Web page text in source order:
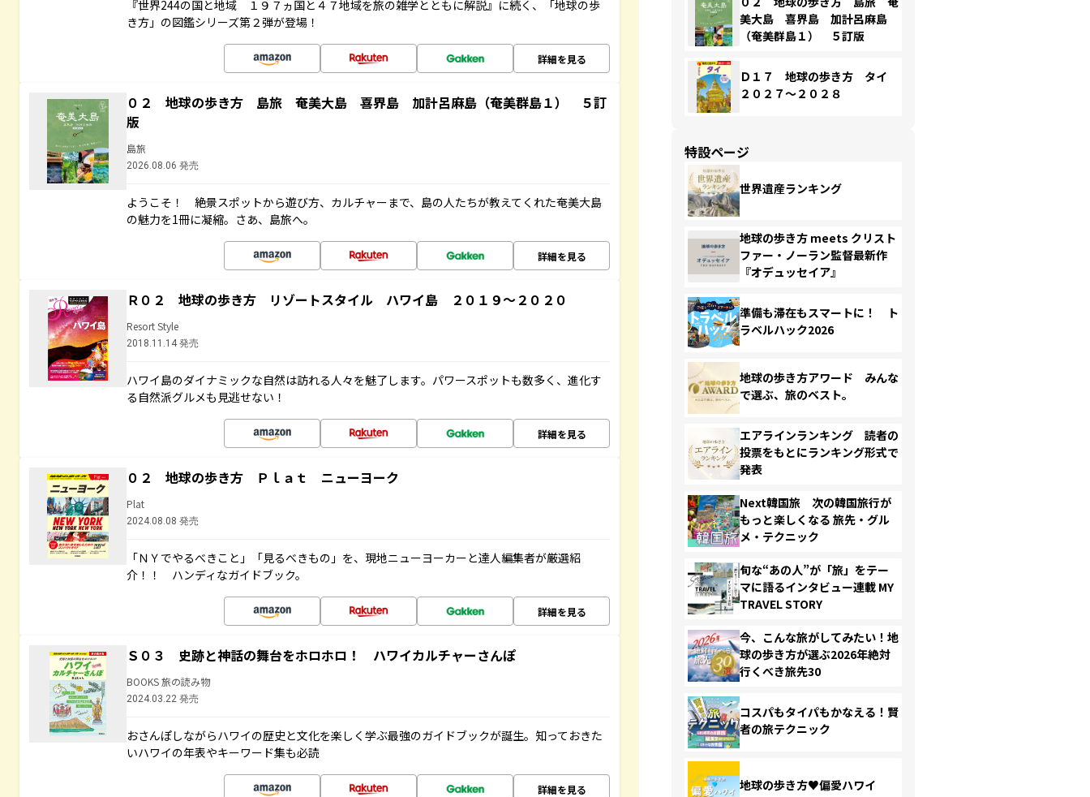
『世界244の国と地域 １９７ヵ国と４７地域を旅の雑学とともに解説』に続く、「地球の歩
き方」の図鑑シリーズ第２弾が登場！
詳細を見る
０２ 地球の歩き方 島旅 奄美大島 喜界島 加計呂麻島（奄美群島１） ５訂
版
島旅
2026.08.06 発売
ようこそ！ 絶景スポットから遊び方、カルチャーまで、島の人たちが教えてくれた奄美大島
の魅力を1冊に凝縮。さあ、島旅へ。
詳細を見る
Ｒ０２ 地球の歩き方 リゾートスタイル ハワイ島 ２０１９～２０２０
Resort Style
2018.11.14 発売
ハワイ島のダイナミックな自然は訪れる人々を魅了します。パワースポットも数多く、進化す
る自然派グルメも見逃せない！
詳細を見る
０２ 地球の歩き方 Ｐｌａｔ ニューヨーク
Plat
2024.08.08 発売
「ＮＹでやるべきこと」「見るべきもの」を、現地ニューヨーカーと達人編集者が厳選紹
介！！ ハンディなガイドブック。
詳細を見る
Ｓ０３ 史跡と神話の舞台をホロホロ！ ハワイカルチャーさんぽ
BOOKS 旅の読み物
2024.03.22 発売
おさんぽしながらハワイの歴史と文化を楽しく学ぶ最強のガイドブックが誕生。知っておきた
いハワイの年表やキーワード集も必読
詳細を見る
美大島 喜界島 加計呂麻島
（奄美群島１） ５訂版
Ｄ１７ 地球の歩き方 タイ
２０２７～２０２８
特設ページ
世界遺産ランキング
地球の歩き方 meets クリスト
ファー・ノーラン監督最新作
『オデュッセイア』
準備も滞在もスマートに！ ト
ラベルハック2026
地球の歩き方アワード みんな
で選ぶ、旅のベスト。
エアラインランキング 読者の
投票をもとにランキング形式で
発表
Next韓国旅 次の韓国旅行が
もっと楽しくなる 旅先・グル
メ・テクニック
旬な“あの人”が「旅」をテー
マに語るインタビュー連載 MY
TRAVEL STORY
今、こんな旅がしてみたい！地
球の歩き方が選ぶ2026年絶対
行くべき旅先30
コスパもタイパもかなえる！賢
者の旅テクニック
地球の歩き方♥偏愛ハワイ